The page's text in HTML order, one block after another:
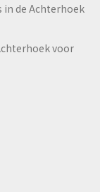
in de Achterhoek
voor